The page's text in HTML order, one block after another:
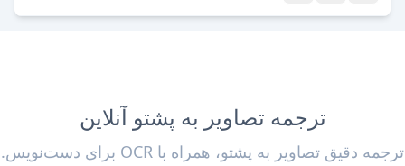
ترجمه تصاویر به پشتو آنلاین
ترجمه دقیق تصاویر به پشتو، همراه با OCR برای دست‌نویس.